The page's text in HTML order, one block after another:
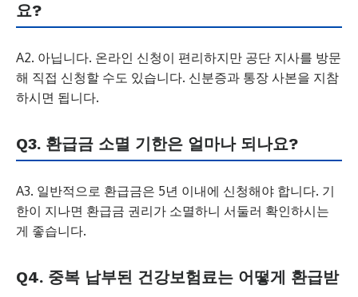
요?
A2. 아닙니다. 온라인 신청이 편리하지만 공단 지사를 방문
해 직접 신청할 수도 있습니다. 신분증과 통장 사본을 지참
하시면 됩니다.
Q3. 환급금 소멸 기한은 얼마나 되나요?
A3. 일반적으로 환급금은 5년 이내에 신청해야 합니다. 기
한이 지나면 환급금 권리가 소멸하니 서둘러 확인하시는
게 좋습니다.
Q4. 중복 납부된 건강보험료는 어떻게 환급받